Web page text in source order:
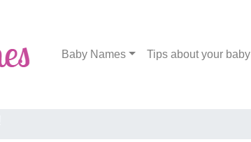
Baby Names Tips about your baby